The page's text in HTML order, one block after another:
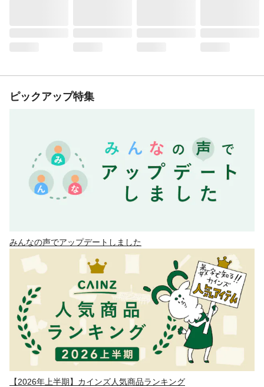
ピックアップ特集
みんなの声でアップデートしました
【2026年上半期】カインズ人気商品ランキング